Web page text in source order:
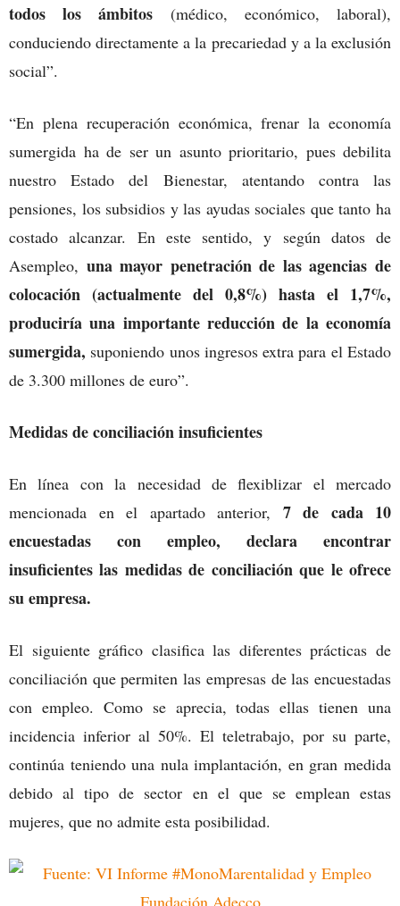
todos los ámbitos (médico, económico, laboral),
conduciendo directamente a la precariedad y a la exclusión
social”.
“En plena recuperación económica, frenar la economía
sumergida ha de ser un asunto prioritario, pues debilita
nuestro Estado del Bienestar, atentando contra las
pensiones, los subsidios y las ayudas sociales que tanto ha
costado alcanzar. En este sentido, y según datos de
Asempleo, una mayor penetración de las agencias de
colocación (actualmente del 0,8%) hasta el 1,7%,
produciría una importante reducción de la economía
sumergida, suponiendo unos ingresos extra para el Estado
de 3.300 millones de euro”.
Medidas de conciliación insuficientes
En línea con la necesidad de flexiblizar el mercado
mencionada en el apartado anterior, 7 de cada 10
encuestadas con empleo, declara encontrar
insuficientes las medidas de conciliación que le ofrece
su empresa.
El siguiente gráfico clasifica las diferentes prácticas de
conciliación que permiten las empresas de las encuestadas
con empleo. Como se aprecia, todas ellas tienen una
incidencia inferior al 50%. El teletrabajo, por su parte,
continúa teniendo una nula implantación, en gran medida
debido al tipo de sector en el que se emplean estas
mujeres, que no admite esta posibilidad.